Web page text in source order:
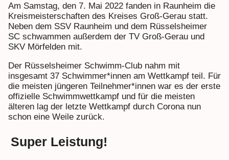
Am Samstag, den 7. Mai 2022 fanden in Raunheim die
Kreismeisterschaften des Kreises Groß-Gerau statt.
Neben dem SSV Raunheim und dem Rüsselsheimer
SC schwammen außerdem der TV Groß-Gerau und
SKV Mörfelden mit.
Der Rüsselsheimer Schwimm-Club nahm mit
insgesamt 37 Schwimmer*innen am Wettkampf teil. Für
die meisten jüngeren Teilnehmer*innen war es der erste
offizielle Schwimmwettkampf und für die meisten
älteren lag der letzte Wettkampf durch Corona nun
schon eine Weile zurück.
Super Leistung!